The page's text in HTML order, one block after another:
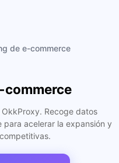
de e-commerce
commerce
Recoge datos
acelerar la expansión y